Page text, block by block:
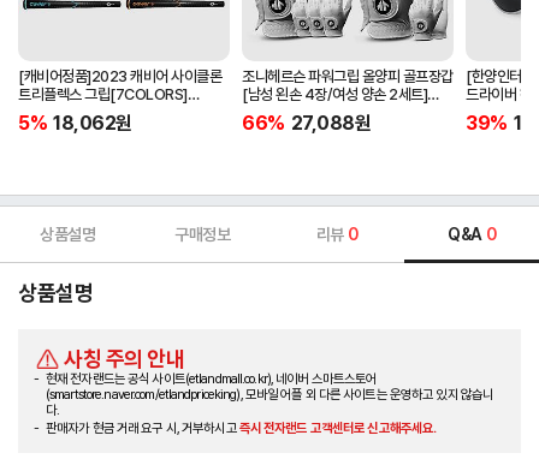
[캐비어정품]2023 캐비어 사이클론
트리플렉스 그립[7COLORS]
[라운드][39g/42g/46g/50g]
[R/S 토크]
5% 18,062원
조니헤르슨 파워그립 올양피 골프장갑
[남성 왼손 4장/여성 양손 2세트]
[화이트][케이스포함]
66% 27,088원
[한양인터
드라이버 헤
[HD-302]
39%
상품설명 구매정보 리뷰 0 Q&A 0
상품설명
사칭 주의 안내
현재 전자랜드는 공식 사이트(etlandmall.co.kr), 네이버 스마트스토어
(smartstore.naver.com/etlandpriceking), 모바일 어플 외 다른 사이트는 운영하고 있지 않습니
다.
판매자가 현금 거래 요구 시, 거부하시고즉시 전자랜드 고객센터로 신고해주세요.